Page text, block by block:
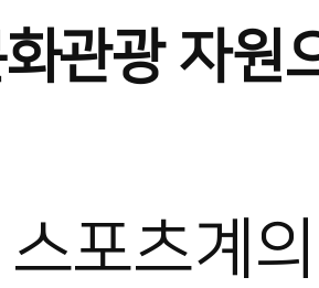
관광 자원
포츠계